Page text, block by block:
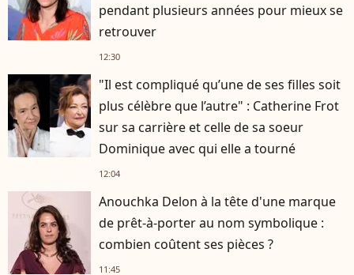
pendant plusieurs années pour mieux se
retrouver
12:30
"Il est compliqué qu’une de ses filles soit
plus célèbre que l’autre" : Catherine Frot
sur sa carrière et celle de sa soeur
Dominique avec qui elle a tourné
12:04
Anouchka Delon à la tête d'une marque
de prêt-à-porter au nom symbolique :
combien coûtent ses pièces ?
11:45